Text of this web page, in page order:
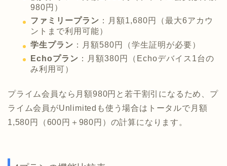
980円）
ファミリープラン ：月額1,680円（最大6アカウ
ントまで利用可能）
学生プラン ：月額580円（学生証明が必要）
Echoプラン ：月額380円（Echoデバイス1台の
み利用可）
プライム会員なら月額980円と若干割引になるため、プ
ライム会員がUnlimitedも使う場合はトータルで月額
1,580円（600円＋980円）の計算になります。